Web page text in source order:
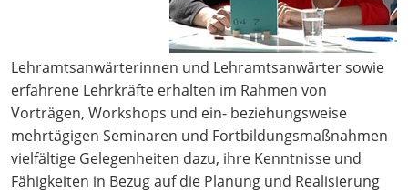
Lehramtsanwärterinnen und Lehramtsanwärter sowie
erfahrene Lehrkräfte erhalten im Rahmen von
Vorträgen, Workshops und ein- beziehungsweise
mehrtägigen Seminaren und Fortbildungsmaßnahmen
vielfältige Gelegenheiten dazu, ihre Kenntnisse und
Fähigkeiten in Bezug auf die Planung und Realisierung